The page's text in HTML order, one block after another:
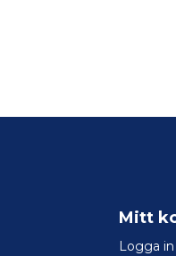
Mitt
Logga in